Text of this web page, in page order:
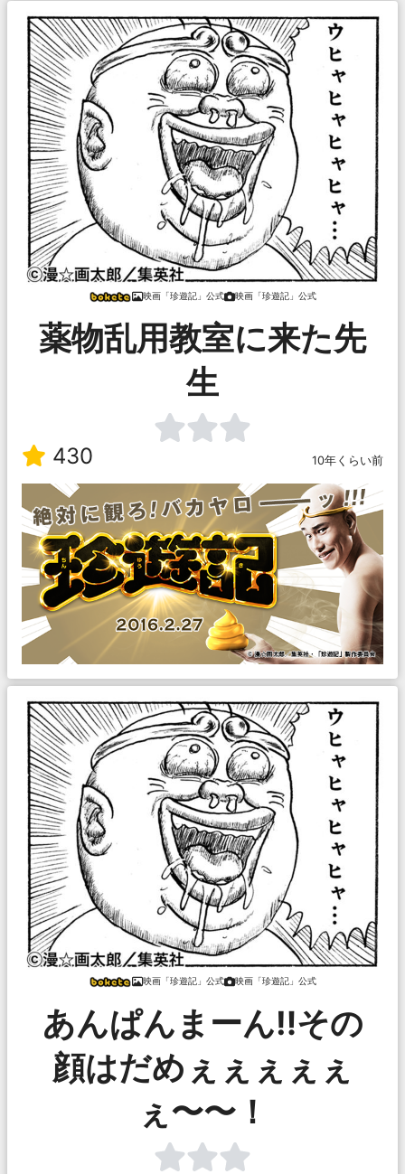
映画「珍遊記」公式 映画「珍遊記」公式
薬物乱用教室に来た先
生
430 10年くらい前
映画「珍遊記」公式 映画「珍遊記」公式
あんぱんまーん‼︎その
顔はだめぇぇぇぇぇ
ぇ〜〜！